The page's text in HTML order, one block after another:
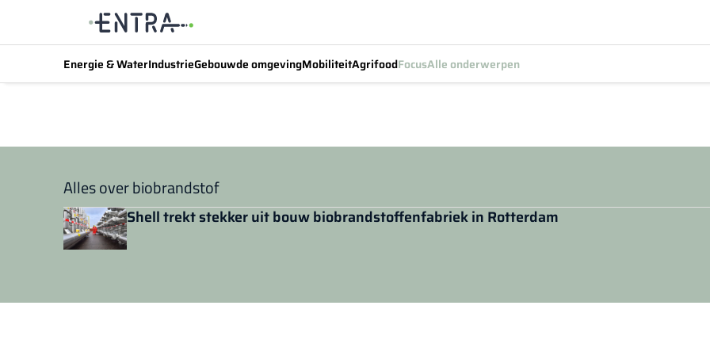
Energie & WaterIndustrieGebouwde omgevingMobiliteitAgrifoodFocusAlle onderwerpen
Alles over biobrandstof
Shell trekt stekker uit bouw biobrandstoffenfabriek in Rotterdam